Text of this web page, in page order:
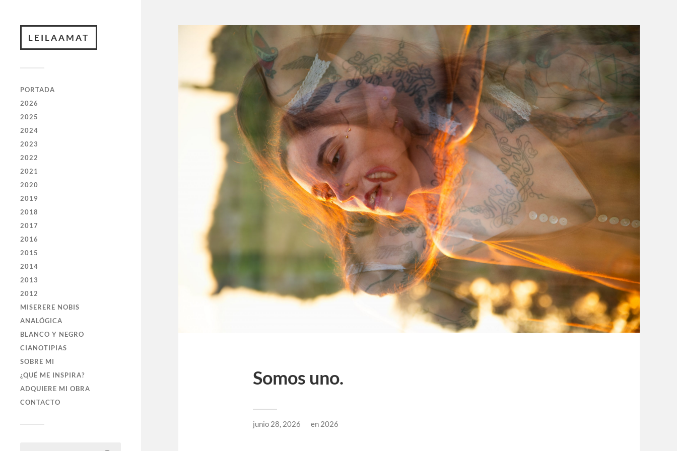
LEILAAMAT
PORTADA
2026
2025
2024
2023
2022
2021
2020
2019
2018
2017
2016
2015
2014
2013
2012
MISERERE NOBIS
ANALÓGICA
BLANCO Y NEGRO
CIANOTIPIAS
SOBRE MI
¿QUÉ ME INSPIRA?
ADQUIERE MI OBRA
CONTACTO
Somos uno.
junio 28, 2026 en 2026